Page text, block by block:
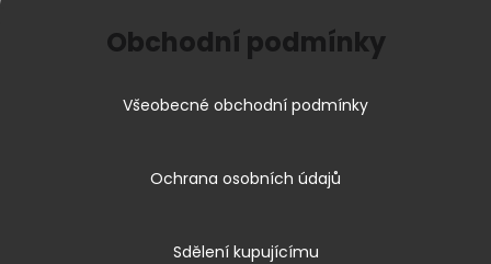
Obchodní podmínky
Všeobecné obchodní podmínky
Ochrana osobních údajů
Sdělení kupujícímu